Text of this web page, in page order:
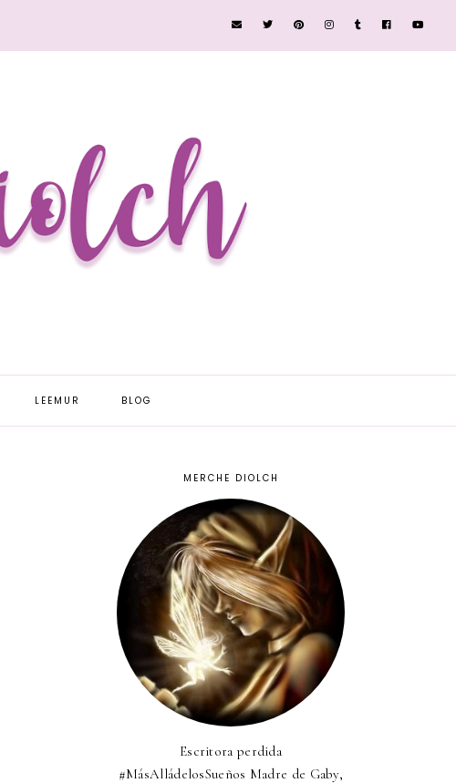
LEEMUR BLOG
MERCHE DIOLCH
Escritora perdida
#MásAlládelosSueños Madre de Gaby,